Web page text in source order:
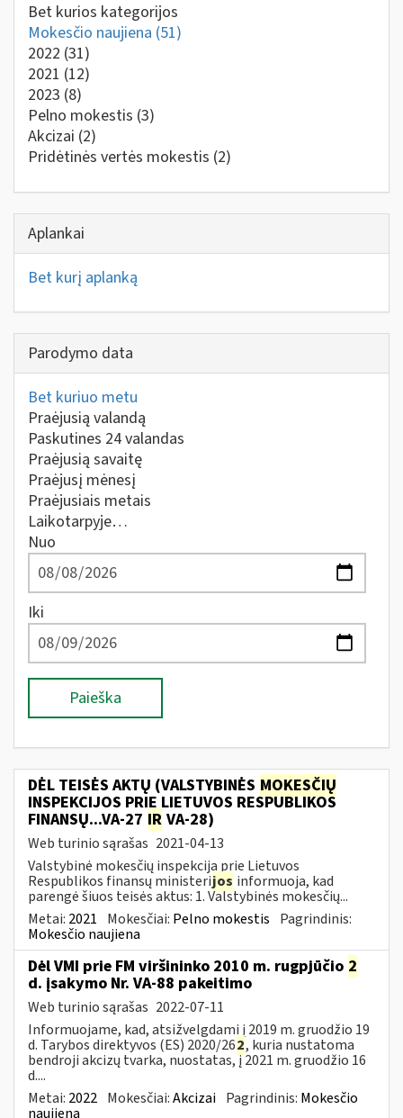
Bet kurios kategorijos
Mokesčio naujiena (51)
2022 (31)
2021 (12)
2023 (8)
Pelno mokestis (3)
Akcizai (2)
Pridėtinės vertės mokestis (2)
Aplankai
Bet kurį aplanką
Parodymo data
Bet kuriuo metu
Praėjusią valandą
Paskutines 24 valandas
Praėjusią savaitę
Praėjusį mėnesį
Praėjusiais metais
Laikotarpyje…
Nuo
Iki
Paieška
DĖL TEISĖS AKTŲ (VALSTYBINĖS MOKESČIŲ
INSPEKCIJOS PRIE LIETUVOS RESPUBLIKOS
FINANSŲ...VA-27 IR VA-28)
Web turinio sąrašas 2021-04-13
Valstybinė mokesčių inspekcija prie Lietuvos
Respublikos finansų ministerijos informuoja, kad
parengė šiuos teisės aktus: 1. Valstybinės mokesčių...
Metai: 2021 Mokesčiai: Pelno mokestis Pagrindinis:
Mokesčio naujiena
Dėl VMI prie FM viršininko 2010 m. rugpjūčio 2
d. įsakymo Nr. VA-88 pakeitimo
Web turinio sąrašas 2022-07-11
Informuojame, kad, atsižvelgdami į 2019 m. gruodžio 19
d. Tarybos direktyvos (ES) 2020/262, kuria nustatoma
bendroji akcizų tvarka, nuostatas, į 2021 m. gruodžio 16
d....
Metai: 2022 Mokesčiai:Akcizai Pagrindinis: Mokesčio
naujiena